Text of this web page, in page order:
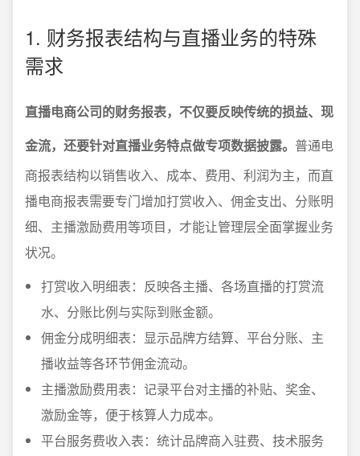
1. 财务报表结构与直播业务的特殊
需求
直播电商公司的财务报表，不仅要反映传统的损益、现
金流，还要针对直播业务特点做专项数据披露。 普通电
商报表结构以销售收入、成本、费用、利润为主，而直
播电商报表需要专门增加打赏收入、佣金支出、分账明
细、主播激励费用等项目，才能让管理层全面掌握业务
状况。
打赏收入明细表：反映各主播、各场直播的打赏流
水、分账比例与实际到账金额。
佣金分成明细表：显示品牌方结算、平台分账、主
播收益等各环节佣金流动。
主播激励费用表：记录平台对主播的补贴、奖金、
激励金等，便于核算人力成本。
平台服务费收入表：统计品牌商入驻费、技术服务